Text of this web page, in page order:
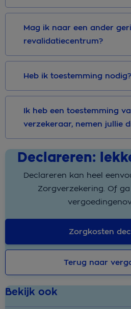
Mag ik naar een ander
revalidatiecentrum?
Heb ik toestemming nodig?
Ik heb een toestemming
verzekeraar, nemen jullie
Declareren:
Declareren kan heel
Zorgverzekering. Of
Zorgkosten
Terug naar
Bekijk ook